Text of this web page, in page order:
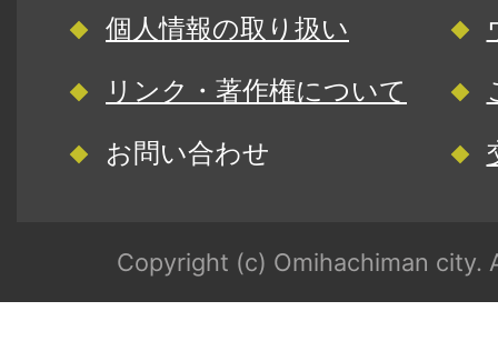
個人情報の取り扱い
リンク・著作権について
お問い合わせ
Copyright (c) Omihachiman city.